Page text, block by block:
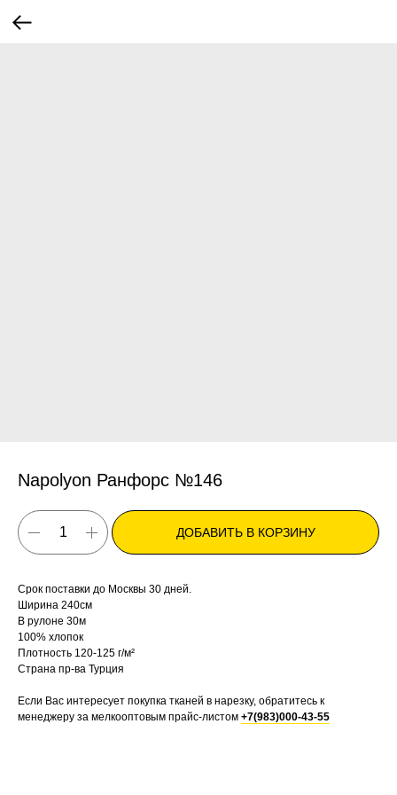
Napolyon Ранфорс №146
ДОБАВИТЬ В КОРЗИНУ
Срок поставки до Москвы 30 дней.
Ширина 240см
В рулоне 30м
100% хлопок
Плотность 120-125 г/м²
Страна пр-ва Турция
Если Вас интересует покупка тканей в нарезку, обратитесь к
менеджеру за мелкооптовым прайс-листом +7(983)000-43-55